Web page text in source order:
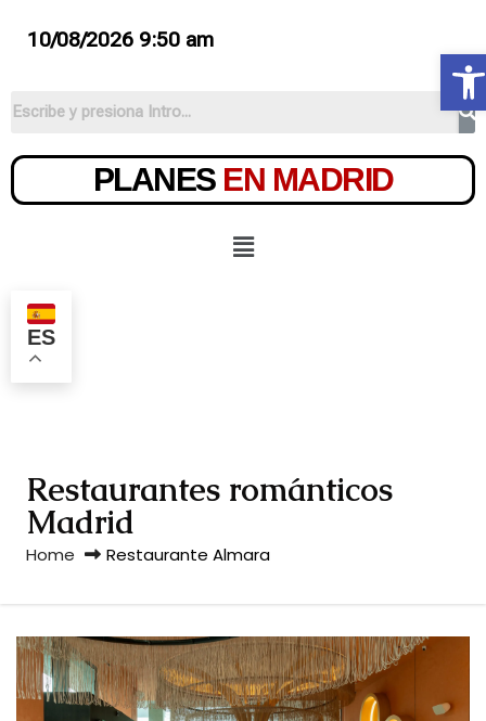
10/08/2026 9:50 am
PLANES EN MADRID
ES
Restaurantes románticos
Madrid
Home Restaurante Almara